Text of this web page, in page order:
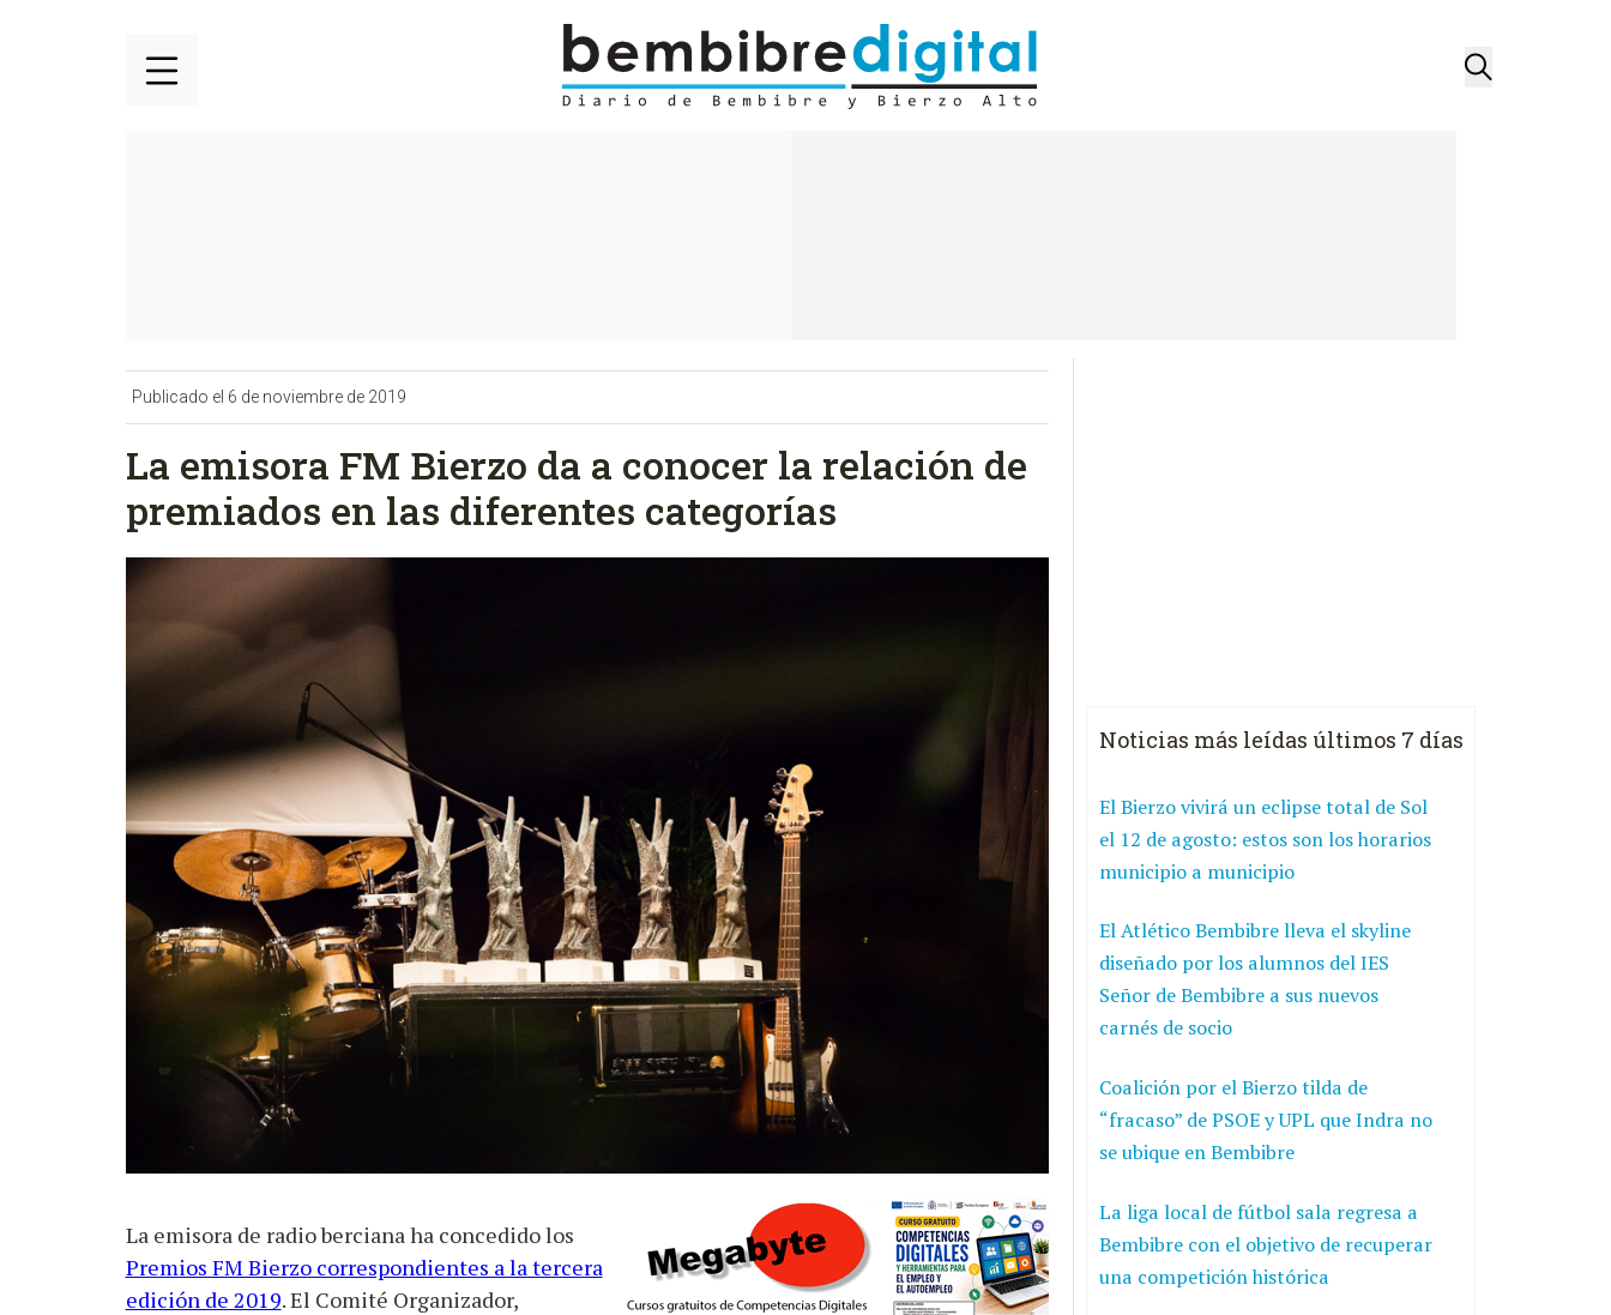
Publicado el 6 de noviembre de 2019
La emisora FM Bierzo da a conocer la relación de
premiados en las diferentes categorías
La emisora de radio berciana ha concedido los
Premios FM Bierzo correspondientes a la tercera
edición de 2019. El Comité Organizador,
Noticias más leídas últimos 7 días
El Bierzo vivirá un eclipse total de Sol
el 12 de agosto: estos son los horarios
municipio a municipio
El Atlético Bembibre lleva el skyline
diseñado por los alumnos del IES
Señor de Bembibre a sus nuevos
carnés de socio
Coalición por el Bierzo tilda de
“fracaso” de PSOE y UPL que Indra no
se ubique en Bembibre
La liga local de fútbol sala regresa a
Bembibre con el objetivo de recuperar
una competición histórica